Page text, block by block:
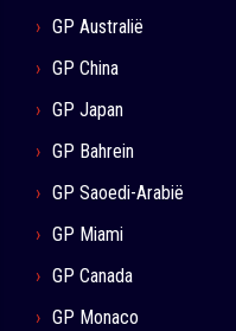
GP Australië
GP China
GP Japan
GP Bahrein
GP Saoedi-Arabië
GP Miami
GP Canada
GP Monaco